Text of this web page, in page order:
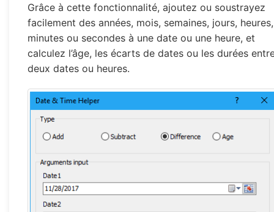
Grâce à cette fonctionnalité, ajoutez ou soustrayez
facilement des années, mois, semaines, jours, heures,
minutes ou secondes à une date ou une heure, et
calculez l’âge, les écarts de dates ou les durées
deux dates ou heures.